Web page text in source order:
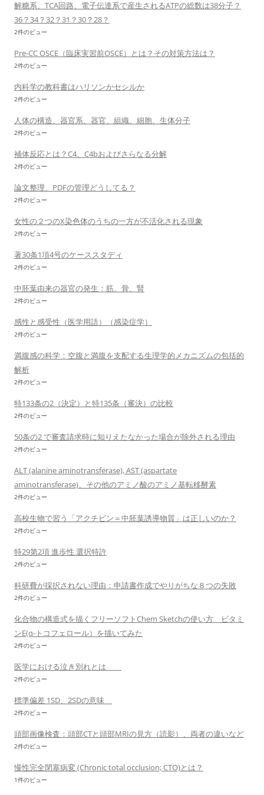
解糖系、TCA回路、電子伝達系で産生されるATPの総数は38分子？
36？34？32？31？30？28？
2件のビュー
Pre-CC OSCE（臨床実習前OSCE）とは？その対策方法は？
2件のビュー
内科学の教科書はハリソンかセシルか
2件のビュー
人体の構造、器官系、器官、組織、細胞、生体分子
2件のビュー
補体反応とは？C4、C4bおよびさらなる分解
2件のビュー
論文整理、PDFの管理どうしてる？
2件のビュー
女性の２つのX染色体のうちの一方が不活化される現象
2件のビュー
著30条1項4号のケーススタディ
2件のビュー
中胚葉由来の器官の発生：筋、骨、腎
2件のビュー
感性と感受性（医学用語）（感染症学）
2件のビュー
満腹感の科学：空腹と満腹を支配する生理学的メカニズムの包括的
解析
2件のビュー
特133条の2（決定）と特135条（審決）の比較
2件のビュー
50条の2 で審査請求時に知りえたなかった場合が除外される理由
2件のビュー
ALT (alanine aminotransferase), AST (aspartate
aminotransferase)、その他のアミノ酸のアミノ基転移酵素
2件のビュー
高校生物で習う「アクチビン＝中胚葉誘導物質」は正しいのか？
2件のビュー
特29第2項 進歩性 選択特許
2件のビュー
科研費が採択されない理由：申請書作成でやりがちな８つの失敗
2件のビュー
化合物の構造式を描くフリーソフトChem Sketchの使い方 ビタミ
ンE(α-トコフェロール）を描いてみた
2件のビュー
医学における泣き別れとは
2件のビュー
標準偏差 1SD、2SDの意味
2件のビュー
頭部画像検査：頭部CTと頭部MRIの見方（読影）、両者の違いなど
2件のビュー
慢性完全閉塞病変 (Chronic total occlusion; CTO)とは？
1件のビュー